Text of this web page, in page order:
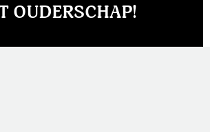
OUDERSCHAP!